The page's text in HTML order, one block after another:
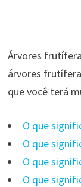
Árvores
árvores
que você terá
O que
O que
O que
O que